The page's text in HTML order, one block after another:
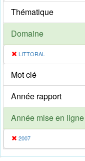
Thématique
Domaine
LITTORAL
Mot clé
Année rapport
Année mise en ligne
2007